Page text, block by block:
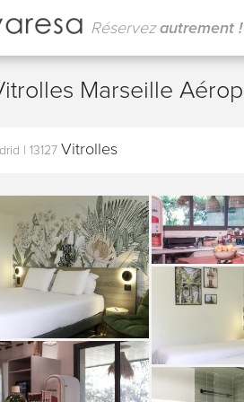
Réservezautrement !
Marseille
13127 Vitrolles